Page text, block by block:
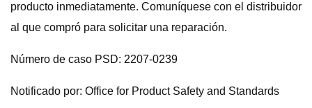
producto inmediatamente. Comuníquese con el distribuidor
al que compró para solicitar una reparación.
Número de caso PSD: 2207-0239
Notificado por: Office for Product Safety and Standards